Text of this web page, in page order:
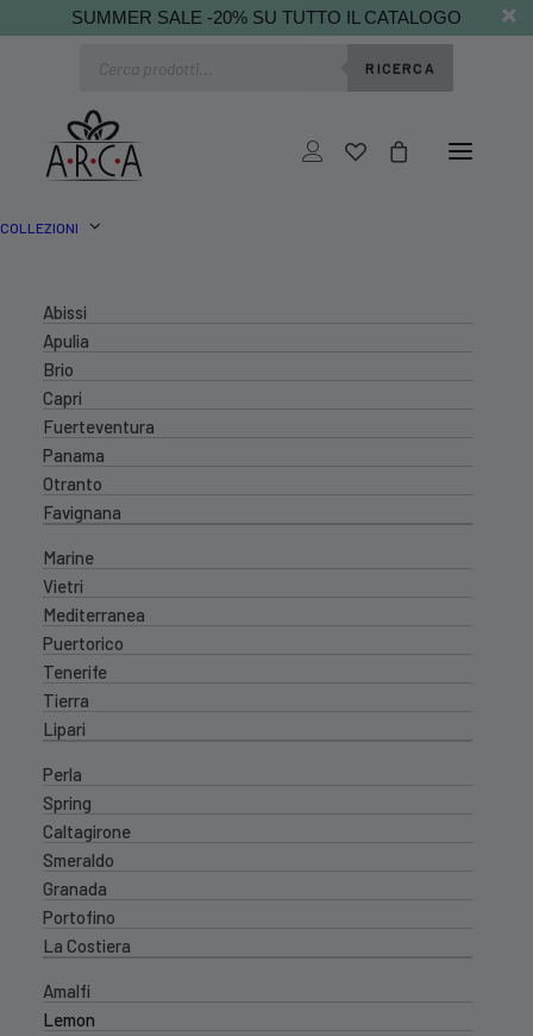
SUMMER SALE -20% SU TUTTO IL CATALOGO
RICERCA
COLLEZIONI
Abissi
Apulia
Brio
Capri
Fuerteventura
Panama
Otranto
Favignana
Marine
Vietri
Mediterranea
Puertorico
Tenerife
Tierra
Lipari
Perla
Spring
Caltagirone
Smeraldo
Granada
Portofino
La Costiera
Amalfi
Lemon